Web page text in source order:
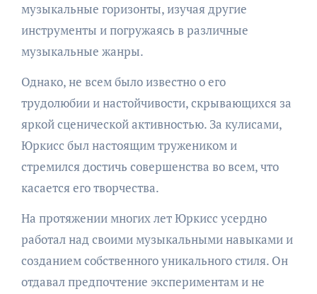
музыкальные горизонты, изучая другие
инструменты и погружаясь в различные
музыкальные жанры.
Однако, не всем было известно о его
трудолюбии и настойчивости, скрывающихся за
яркой сценической активностью. За кулисами,
Юркисс был настоящим тружеником и
стремился достичь совершенства во всем, что
касается его творчества.
На протяжении многих лет Юркисс усердно
работал над своими музыкальными навыками и
созданием собственного уникального стиля. Он
отдавал предпочтение экспериментам и не